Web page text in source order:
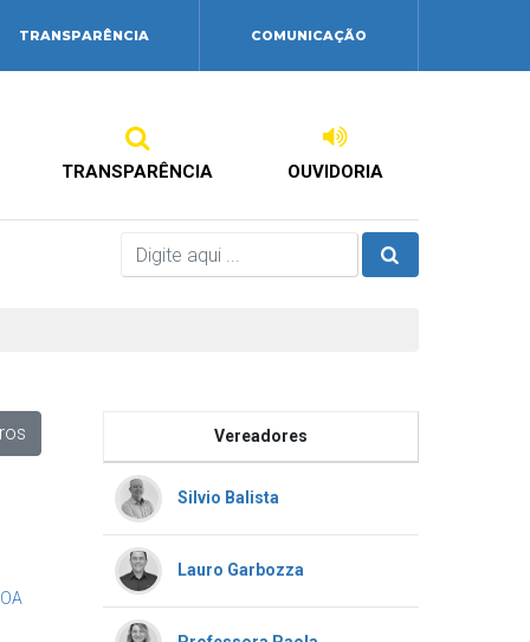
TRANSPARÊNCIA COMUNICAÇÃO
TRANSPARÊNCIA OUVIDORIA
Vereadores
Silvio Balista
Lauro Garbozza